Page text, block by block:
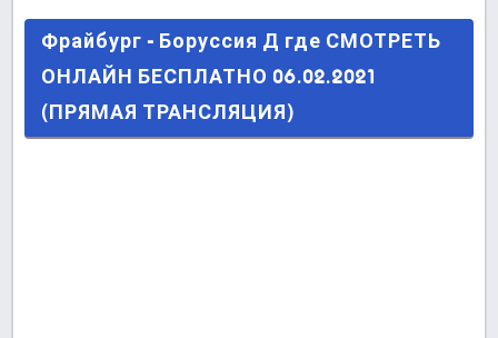
Фрайбург - Боруссия Д где СМОТРЕТЬ ОНЛАЙН
БЕСПЛАТНО 06.02.2021 (ПРЯМАЯ ТРАНСЛЯЦИЯ)
Фрайбург - Боруссия Д где СМОТРЕТЬ
ОНЛАЙН БЕСПЛАТНО 06.02.2021
(ПРЯМАЯ ТРАНСЛЯЦИЯ)